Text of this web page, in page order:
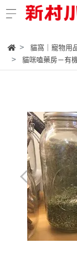
貓窩｜寵物用
貓咪嗑藥房－有